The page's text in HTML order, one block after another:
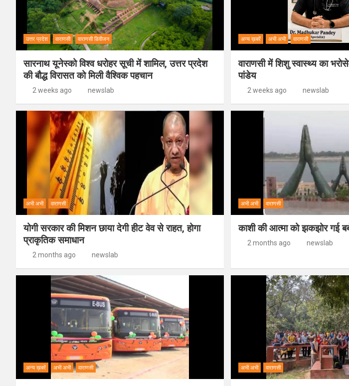
उत्तर प्रदेश वाराणसी वाराणसी डिवीजन
सारनाथ यूनेस्को विश्व धरोहर सूची में शामिल, उत्तर प्रदेश
की बौद्ध विरासत को मिली वैश्विक पहचान
2 weeks ago newslab
अन्य ख़बरें अभी अभी वाराणसी
वाराणसी में शिशु स्वास्थ्य का
पांडेय
2 weeks ago newslab
अभी अभी वाराणसी
योगी सरकार की मिशन छाया देगी हीट वेव से राहत, होगा
प्राकृतिक समाधान
2 months ago newslab
अभी अभी वाराणसी
काशी की आत्मा को झकझोर गई
2 months ago newslab
अन्य ख़बरें अभी अभी वाराणसी अभी अभी वाराणसी